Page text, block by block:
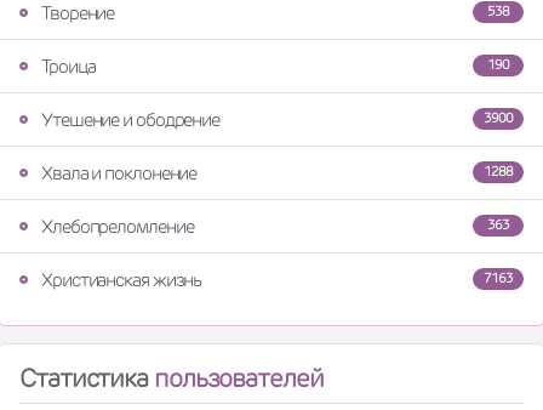
538
Творение
190
Троица
3900
Утешение и ободрение
1288
Хвала и поклонение
363
Хлебопреломление
7163
Христианская жизнь
Статистика пользователей